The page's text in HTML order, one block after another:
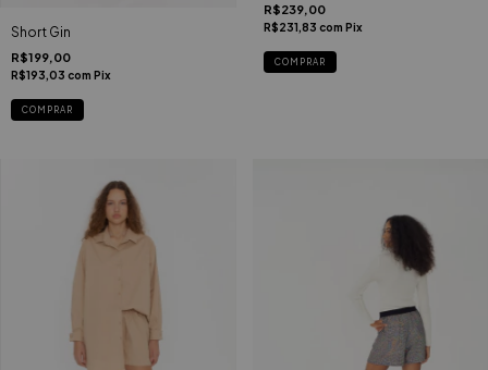
Short Gin
R$199,00
R$193,03 com Pix
COMPRAR
R$239,00
R$231,83 com Pix
COMPRAR